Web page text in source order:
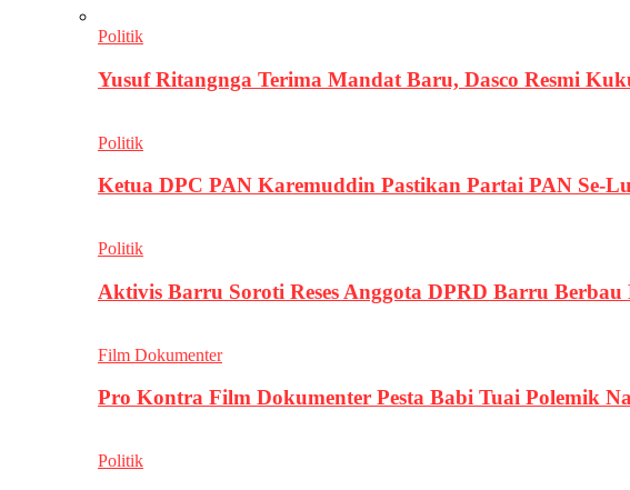
Politik
Yusuf Ritangnga Terima Mandat Baru, Dasco Resmi
Politik
Ketua DPC PAN Karemuddin Pastikan Partai PAN Se-
Politik
Aktivis Barru Soroti Reses Anggota DPRD Barru
Film Dokumenter
Pro Kontra Film Dokumenter Pesta Babi Tuai Polemik
Politik